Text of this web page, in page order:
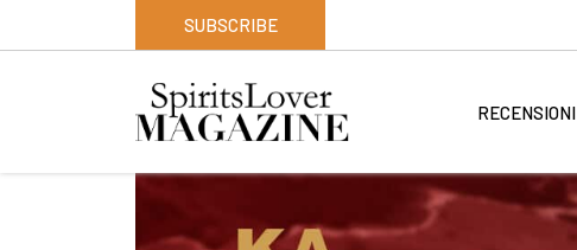
SUBSCRIBE
RECENSIONI